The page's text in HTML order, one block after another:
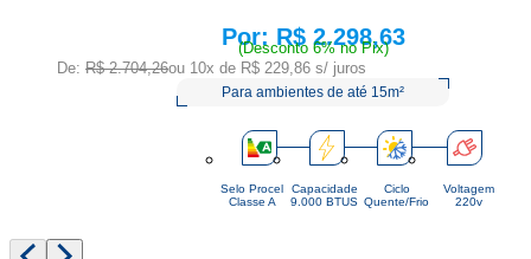
Price:
R$ 2.298,63
(Desconto 6% no Pix)
De: R$ 2.704,26ou 10x de R$ 229,86 s/ juros
Para ambientes de até 15m²
Selo Procel
Classe A
Capacidade
9.000 BTUS
Ciclo
Quente/Frio
Voltagem
220v